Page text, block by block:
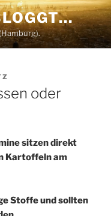
oder
sitzen direkt
Kartoffeln am
Stoffe und sollten